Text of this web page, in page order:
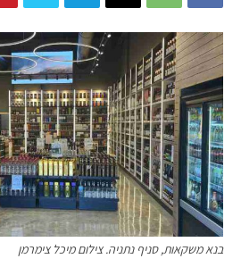
בנא משקאות, סניף נתניה. צילום מיכל צימרמן